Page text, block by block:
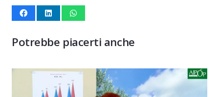
Potrebbe piacerti anche